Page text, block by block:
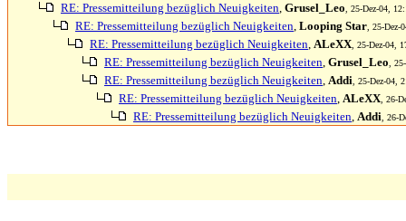
RE: Pressemitteilung bezüglich Neuigkeiten, Grusel_Leo , 25-Dez-04,
RE: Pressemitteilung bezüglich Neuigkeiten, Looping Star , 25-
RE: Pressemitteilung bezüglich Neuigkeiten, ALeXX , 25-Dez-04,
RE: Pressemitteilung bezüglich Neuigkeiten, Grusel_Leo ,
RE: Pressemitteilung bezüglich Neuigkeiten, Addi , 25-Dez-04,
RE: Pressemitteilung bezüglich Neuigkeiten, ALeXX , 26-
RE: Pressemitteilung bezüglich Neuigkeiten, Addi , 26-